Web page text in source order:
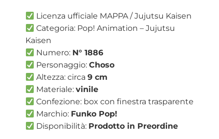
Licenza ufficiale MAPPA / Jujutsu Kaisen
Categoria: Pop! Animation – Jujutsu
Kaisen
Numero: N° 1886
Personaggio:Choso
Altezza: circa9 cm
Materiale:vinile
Confezione: box con finestra trasparente
Marchio: Funko Pop!
Disponibilità: Prodotto in Preordine